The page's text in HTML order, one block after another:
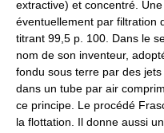
extractive) et concentré.
éventuellement par filtration
titrant 99,5 p. 100. Dans le
nom de son inventeur,
fondu sous terre par des
dans un tube par air
ce principe. Le procédé
la flottation. Il donne aussi